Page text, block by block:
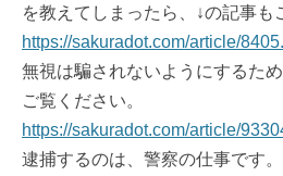
を教えてしまったら、↓の記事も
https://sakuradot.com/article/
無視は騙されないようにするた
ご覧ください。
https://sakuradot.com/article/
逮捕するのは、警察の仕事です